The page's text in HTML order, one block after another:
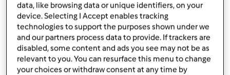
Ingredienti
Zucchine alla Calabra
6zucchine romanesche
1porro
3pomodori essiccati
data, like browsing data or unique identifiers, on your
device. Selecting I Accept enables tracking
technologies to support the purposes shown under we
and our partners process data to provide. If trackers are
disabled, some content and ads you see may not be as
relevant to you. You can resurface this menu to change
your choices or withdraw consent at any time by